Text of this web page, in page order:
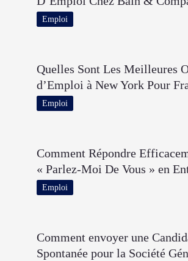
Emploi
Quelles Sont Les Meilleures
d’Emploi à New York Pour
Emploi
Comment Répondre
« Parlez-Moi De Vous » en
Emploi
Comment envoyer une
Spontanée pour la Société